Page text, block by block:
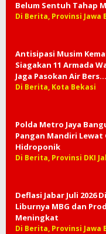
Belum Sentuh Tahap
Di Berita, Provinsi Jawa
Antisipasi Musim
Siagakan 11 Armada
Jaga Pasokan Air Bers…
Di Berita, Kota Bekasi
Polda Metro Jaya
Pangan Mandiri Lewat
Hidroponik
Di Berita, Provinsi DKI
Deflasi Jabar Juli 2026
Liburnya MBG dan
Meningkat
Di Berita, Provinsi Jawa